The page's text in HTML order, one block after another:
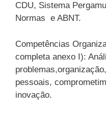
CDU, Sistema
Normas e ABNT.
Competências
completa anexo I):
pessoais,
inovação.